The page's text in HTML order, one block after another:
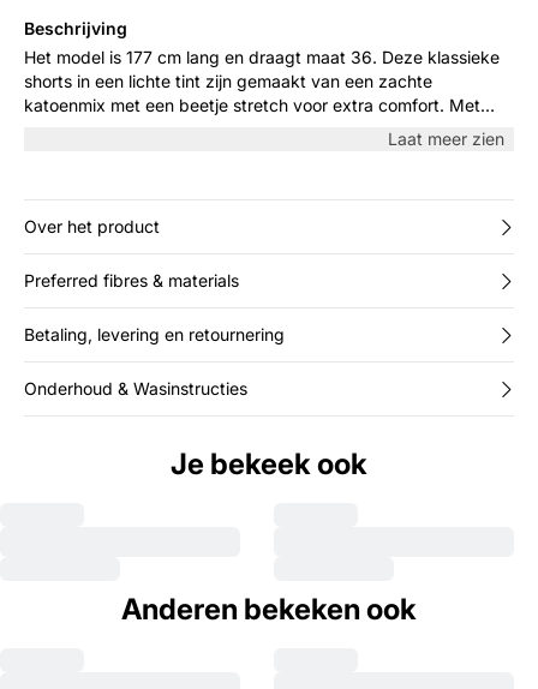
Beschrijving
Het model is 177 cm lang en draagt maat 36. Deze klassieke
shorts in een lichte tint zijn gemaakt van een zachte
katoenmix met een beetje stretch voor extra comfort. Met
omgeslagen pijpen en riemlussen zijn ze makkelijk te
combineren – ideaal voor warme dagen met een blouse of
Laat meer zien
Over het product
Preferred fibres & materials
Betaling, levering en retournering
Onderhoud & Wasinstructies
Je bekeek ook
Anderen bekeken ook